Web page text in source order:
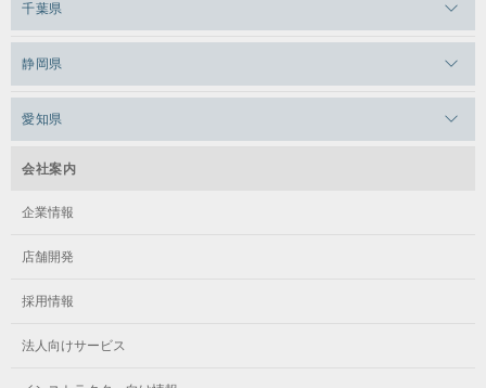
メガロス田端
メガロスキッズ錦糸町
メガロス葛飾
メガロス武蔵小金井
メガロスルフレ武蔵小金井
メガロスルフレ上永谷
メガロス神奈川
メガロス日吉
メガロス綱島
メガロスルフレ綱島
メガロス市ヶ尾
メガロス鷺沼
メガロスルフレ鷺沼
メガロスルフレ草加
千葉県
メガロス本八幡
静岡県
愛知県
メガロステラッセ納屋橋
メガロス千種
会社案内
企業情報
店舗開発
採用情報
法人向けサービス